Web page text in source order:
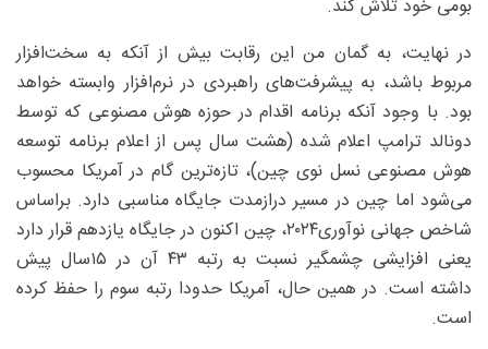
بومی خود تلاش کند.
در نهایت، به گمان من این رقابت بیش از آنکه به سخت‌افزار
مربوط باشد، به پیشرفت‌های راهبردی در نرم‌افزار وابسته خواهد
بود. با وجود آنکه برنامه اقدام در حوزه هوش مصنوعی که توسط
دونالد ترامپ اعلام شده (هشت سال پس از اعلام برنامه توسعه
هوش مصنوعی نسل نوی چین)، تازه‌ترین گام در آمریکا محسوب
می‌شود اما چین در مسیر درازمدت جایگاه مناسبی دارد. براساس
شاخص جهانی نوآوری‌۲۰۲۴، چین اکنون در جایگاه یازدهم قرار دارد
یعنی افزایشی چشمگیر نسبت به رتبه ۴۳ آن در ۱۵‌سال پیش
داشته است. در همین حال، آمریکا حدودا رتبه سوم را حفظ کرده
است.